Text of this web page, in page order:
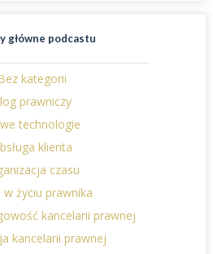
główne podcastu
kategorii
prawniczy
technologie
klienta
czasu
w życiu prawnika
kancelarii prawnej
kancelarii prawnej